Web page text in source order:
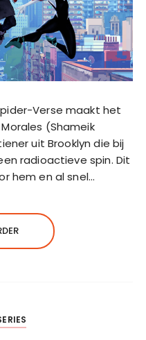
Verse maakt het
(Shameik
uit Brooklyn die bij
radioactieve spin. Dit
hem en al snel…